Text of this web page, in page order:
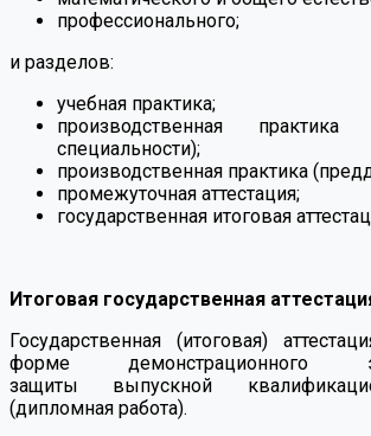
профессионального;
и разделов:
учебная практика;
производственная
специальности);
производственная практика
промежуточная аттестация;
государственная итоговая
Итоговая государственная
Государственная (итоговая)
форме
защиты выпускной
(дипломная работа).